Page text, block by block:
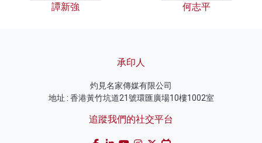
譚新強 何志平
承印人
灼見名家傳媒有限公司
地址 : 香港黃竹坑道21號環匯廣場10樓1002室
追蹤我們的社交平台